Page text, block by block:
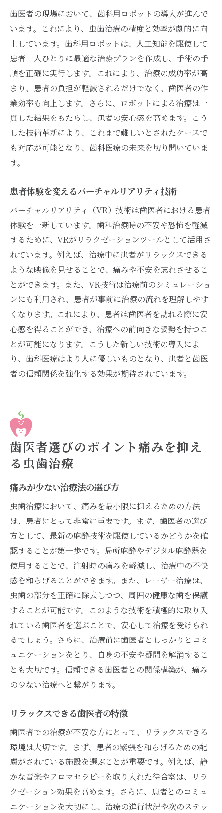
歯医者の現場において、歯科用ロボットの導入が進んで
います。これにより、虫歯治療の精度と効率が劇的に向
上しています。歯科用ロボットは、人工知能を駆使して
患者一人ひとりに最適な治療プランを作成し、手術の手
順を正確に実行します。これにより、治療の成功率が高
まり、患者の負担が軽減されるだけでなく、歯医者の作
業効率も向上します。さらに、ロボットによる治療は一
貫した結果をもたらし、患者の安心感を高めます。こう
した技術革新により、これまで難しいとされたケースで
も対応が可能となり、歯科医療の未来を切り開いていま
す。
患者体験を変えるバーチャルリアリティ技術
バーチャルリアリティ（VR）技術は歯医者における患者
体験を一新しています。歯科治療時の不安や恐怖を軽減
するために、VRがリラクゼーションツールとして活用さ
れています。例えば、治療中に患者がリラックスできる
ような映像を見せることで、痛みや不安を忘れさせるこ
とができます。また、VR技術は治療前のシミュレーショ
ンにも利用され、患者が事前に治療の流れを理解しやす
くなります。これにより、患者は歯医者を訪れる際に安
心感を得ることができ、治療への前向きな姿勢を持つこ
とが可能になります。こうした新しい技術の導入によ
り、歯科医療はより人に優しいものとなり、患者と歯医
者の信頼関係を強化する効果が期待されています。
歯医者選びのポイント痛みを抑え
る虫歯治療
痛みが少ない治療法の選び方
虫歯治療において、痛みを最小限に抑えるための方法
は、患者にとって非常に重要です。まず、歯医者の選び
方として、最新の麻酔技術を駆使しているかどうかを確
認することが第一歩です。局所麻酔やデジタル麻酔器を
使用することで、注射時の痛みを軽減し、治療中の不快
感を和らげることができます。また、レーザー治療は、
虫歯の部分を正確に除去しつつ、周囲の健康な歯を保護
することが可能です。このような技術を積極的に取り入
れている歯医者を選ぶことで、安心して治療を受けられ
るでしょう。さらに、治療前に歯医者としっかりとコミ
ュニケーションをとり、自身の不安や疑問を解消するこ
とも大切です。信頼できる歯医者との関係構築が、痛み
の少ない治療へと繋がります。
リラックスできる歯医者の特徴
歯医者での治療が不安な方にとって、リラックスできる
環境は大切です。まず、患者の緊張を和らげるための配
慮がされている施設を選ぶことが重要です。例えば、静
かな音楽やアロマセラピーを取り入れた待合室は、リラ
クゼーション効果を高めます。さらに、患者とのコミュ
ニケーションを大切にし、治療の進行状況や次のステッ